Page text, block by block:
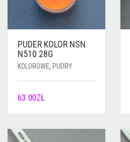
PUDER KOLOR NSN
N510 28G
KOLOROWE, PUDRY
63.00ZŁ